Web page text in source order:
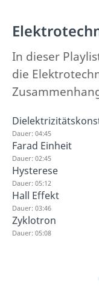
In dieser
die
Dauer: 04:45
Farad Einheit
Dauer: 02:45
Hysterese
Dauer: 05:12
Hall Effekt
Dauer: 03:46
Zyklotron
Dauer: 05:08